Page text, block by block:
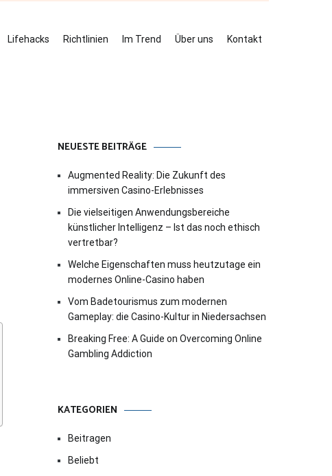
Lifehacks Richtlinien Im Trend Über uns Kontakt
NEUESTE BEITRÄGE
Augmented Reality: Die Zukunft des
immersiven Casino-Erlebnisses
Die vielseitigen Anwendungsbereiche
künstlicher Intelligenz – Ist das noch ethisch
vertretbar?
Welche Eigenschaften muss heutzutage ein
modernes Online-Casino haben
Vom Badetourismus zum modernen
Gameplay: die Casino-Kultur in Niedersachsen
Breaking Free: A Guide on Overcoming Online
Gambling Addiction
KATEGORIEN
Beitragen
Beliebt